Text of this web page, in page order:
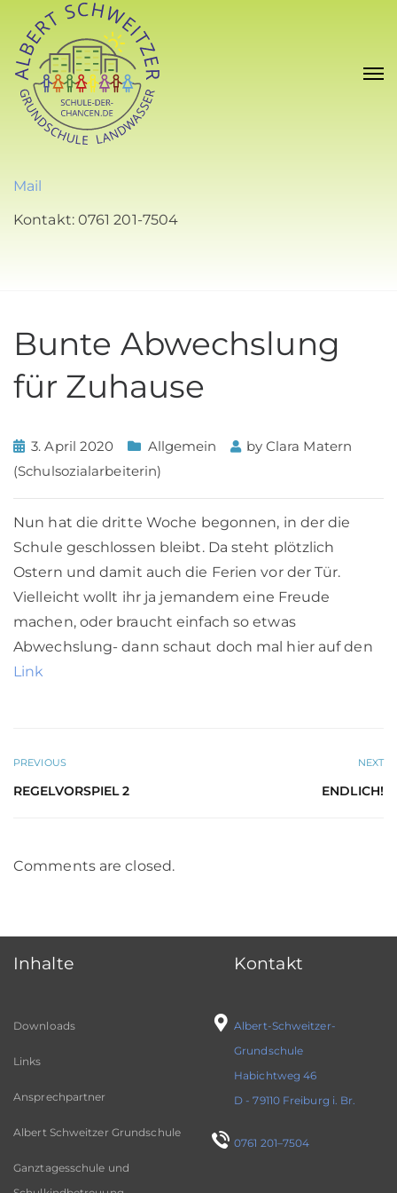
Mail
Kontakt: 0761 201-7504
Bunte Abwechslung
für Zuhause
3. April 2020 Allgemein by Clara Matern
(Schulsozialarbeiterin)
Nun hat die dritte Woche begonnen, in der die
Schule geschlossen bleibt. Da steht plötzlich
Ostern und damit auch die Ferien vor der Tür.
Vielleicht wollt ihr ja jemandem eine Freude
machen, oder braucht einfach so etwas
Abwechslung- dann schaut doch mal hier auf den
Link
PREVIOUS
REGELVORSPIEL 2
NEXT
ENDLICH!
Comments are closed.
Inhalte
Downloads
Links
Ansprechpartner
Albert Schweitzer Grundschule
Ganztagesschule und
Kontakt
Albert-Schweitzer-
Grundschule
Habichtweg 46
D - 79110 Freiburg i. Br.
0761 201–7504